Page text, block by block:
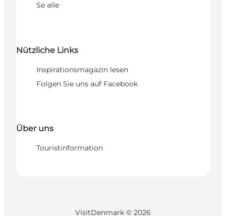
Se alle
Nützliche Links
Inspirationsmagazin lesen
Folgen Sie uns auf Facebook
Über uns
Touristinformation
VisitDenmark © 2026